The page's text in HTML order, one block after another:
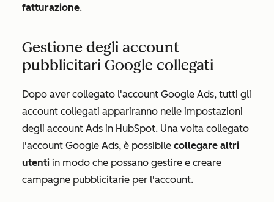
fatturazione.
Gestione degli account
pubblicitari Google collegati
Dopo aver collegato l'account Google Ads, tutti gli
account collegati appariranno nelle impostazioni
degli account Ads in HubSpot. Una volta collegato
l'account Google Ads, è possibile collegare altri
utenti in modo che possano gestire e creare
campagne pubblicitarie per l'account.